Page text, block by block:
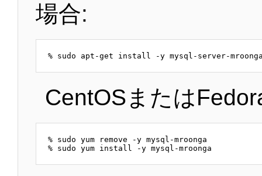
場合:
CentOSまたは
% sudo yum remove -y mysql-mroonga